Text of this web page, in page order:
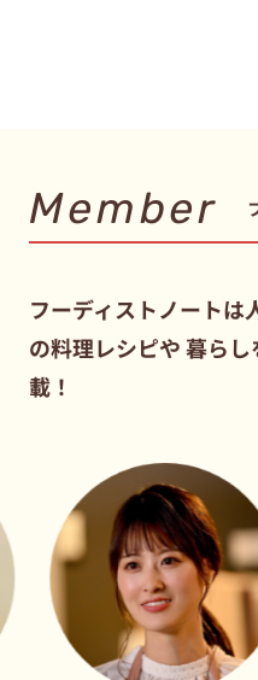
Member
フーディストノートは
の料理レシピや暮らし
載！